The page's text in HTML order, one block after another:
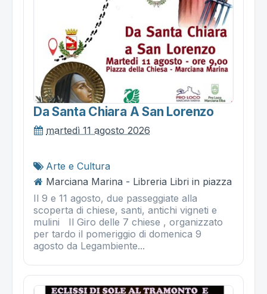
Da Santa Chiara A San Lorenzo
martedì 11 agosto 2026
Arte e Cultura
Marciana Marina - Libreria Libri in piazza
Il 9 e 11 agosto, due passeggiate alla
scoperta di chiese, santi, antichi vigneti e
mulini Il Giro delle 7 chiese , organizzato
per tardo il pomeriggio di domenica 9
agosto da Legambiente...